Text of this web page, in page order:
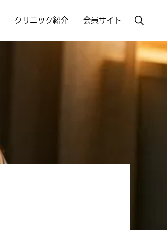
クリニック紹介 会員サイト Show
Search